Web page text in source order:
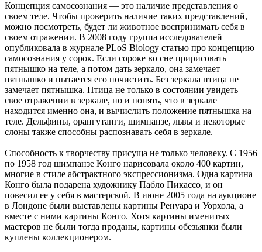
Концепция самосознания — это наличие представления о
своем теле. Чтобы проверить наличие таких представлений,
можно посмотреть, будет ли животное воспринимать себя в
своем отражении. В 2008 году группа исследователей
опубликовала в журнале PLoS Biology статью про концепцию
самосознания у сорок. Если сороке во сне пририсовать
пятнышко на теле, а потом дать зеркало, она замечает
пятнышко и пытается его почистить. Без зеркала птица не
замечает пятнышка. Птица не только в состоянии увидеть
свое отражении в зеркале, но и понять, что в зеркале
находится именно она, и вычислить положение пятнышка на
теле. Дельфины, орангутанги, шимпанзе, львы и некоторые
слоны также способны распознавать себя в зеркале.
Способность к творчеству присуща не только человеку. С 1956
по 1958 год шимпанзе Конго нарисовала около 400 картин,
многие в стиле абстрактного экспрессионизма. Одна картина
Конго была подарена художнику Пабло Пикассо, и он
повесил ее у себя в мастерской. В июне 2005 года на аукционе
в Лондоне были выставлены картины Ренуара и Уорхола, а
вместе с ними картины Конго. Хотя картины именитых
мастеров не были тогда проданы, картины обезьянки были
куплены коллекционером.